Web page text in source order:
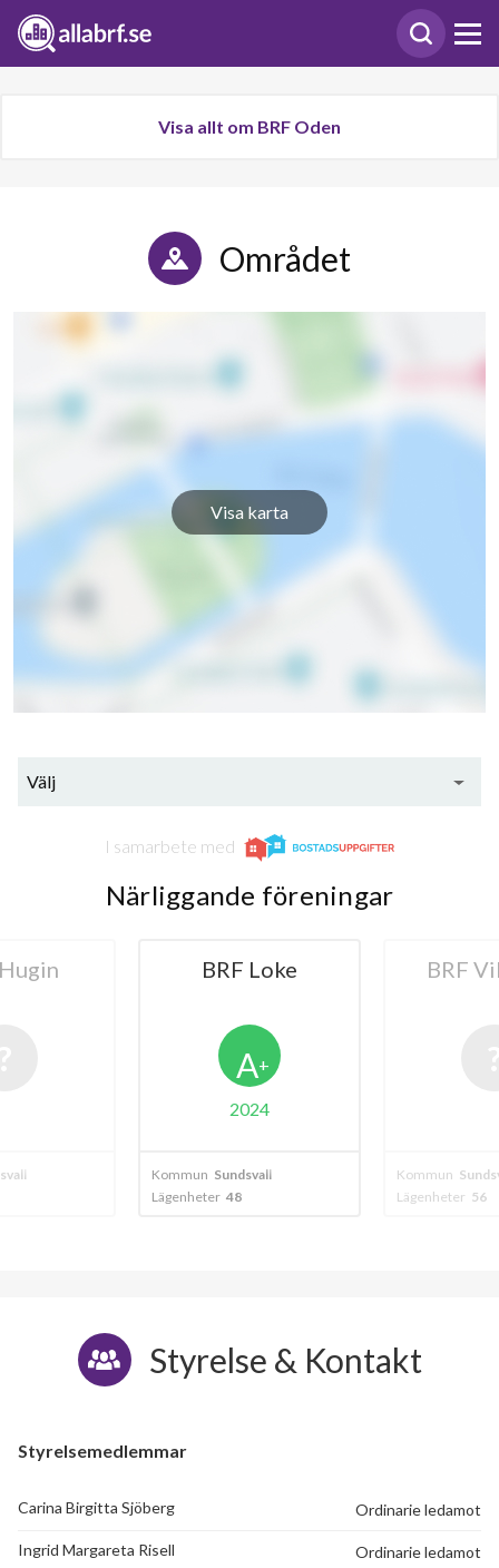
Visa allt om BRF Oden
Området
Visa karta
Välj
I samarbete med
Närliggande föreningar
BRF Loke
A+
2024
Kommun Sundsvall
Lägenheter 48
BRF
Kommun
Lägenheter 56
Styrelse & Kontakt
Styrelsemedlemmar
Carina Birgitta Sjöberg Ordinarie ledamot
Ingrid Margareta Risell Ordinarie ledamot